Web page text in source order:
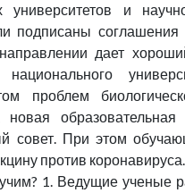
и
подписаны
дает
национального
проблем
совет. При этом
против
1. Ведущие ученые